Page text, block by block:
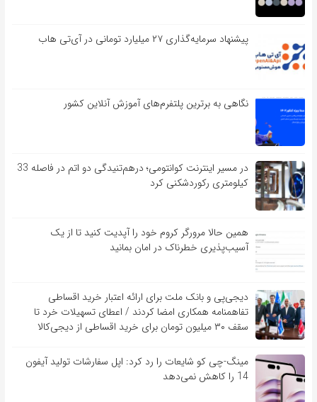
پیشنهاد سرمایه‌گذاری ۲۷ میلیارد تومانی در آی‌تی هاب
نگاهی به برترین پلتفرم‌های آموزش آنلاین کشور
در مسیر اینترنت کوانتومی؛ درهم‌تنیدگی دو اتم در فاصله 33
کیلومتری رکوردشکنی کرد
همین حالا مرورگر کروم خود را آپدیت کنید تا از یک
آسیب‌‌‌‌پذیری خطرناک در امان بمانید
دیجی‌پی و بانک ملت برای ارائه اعتبار خرید اقساطی
تفاهم‎نامه همکاری امضا کردند / اعطای تسهیلات خرد تا
سقف ۳۰ میلیون تومان برای خرید اقساطی از دیجی‌کالا
مینگ-چی کو شایعات را رد کرد: اپل سفارشات تولید آیفون
14 را کاهش نمی‌دهد